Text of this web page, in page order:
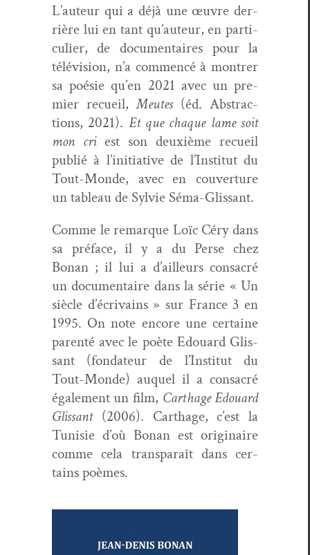
L’auteur qui a déjà une œuvre der­
rière lui en tant qu’auteur, en par­ti­
c­uli­er, de doc­u­men­taires pour la
télévi­sion, n’a com­mencé à mon­tr­er
sa poésie qu’en 2021 avec un pre­
mier recueil,Meutes(éd. Abstrac­
tions, 2021). Et que chaque lame soit
mon cri est son deux­ième recueil
pub­lié à l’initiative de l’Institut du
Tout-Monde, avec en cou­ver­ture
un tableau de Sylvie Séma-Glis­sant.
Comme le remar­que Loïc Céry dans
sa pré­face, il y a du Perse chez
Bonan ; il lui a d’ailleurs con­sacré
un doc­u­men­taire dans la série « Un
siè­cle d’écrivains » sur France 3 en
1995. On note encore une cer­taine
par­en­té avec le poète Edouard Glis­
sant (fon­da­teur de l’Institut du
Tout-Monde) auquel il a con­sacré
égale­ment un film, Carthage Edouard
Glis­sant(2006). Carthage, c’est la
Tunisie d’où Bonan est orig­i­naire
comme cela transparaît dans cer­
tains poèmes.